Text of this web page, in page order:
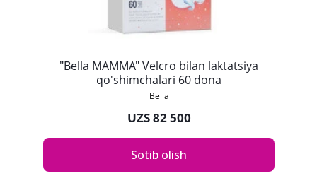
"Bella MAMMA" Velcro bilan laktatsiya
qo'shimchalari 60 dona
Bella
UZS 82 500
Sotib olish